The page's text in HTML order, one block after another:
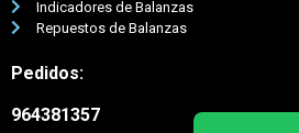
Indicadores de Balanzas
Repuestos de Balanzas
Pedidos:
964381357